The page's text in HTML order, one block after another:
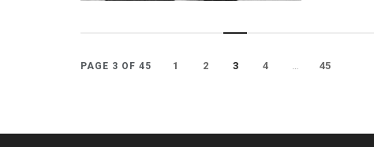
PAGE 3 OF 45 1 2 3 4 … 45